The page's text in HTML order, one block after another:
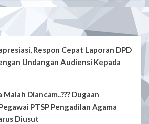
Respon Cepat Laporan DPD
Undangan Audiensi Kepada
Diancam..??? Dugaan
PTSP Pengadilan Agama
Diusut